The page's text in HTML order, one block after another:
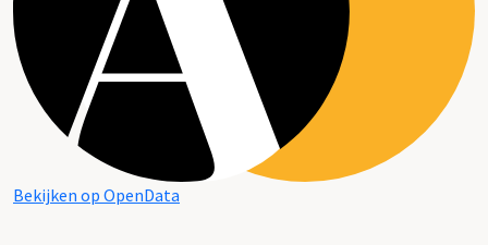
Bekijken op OpenData